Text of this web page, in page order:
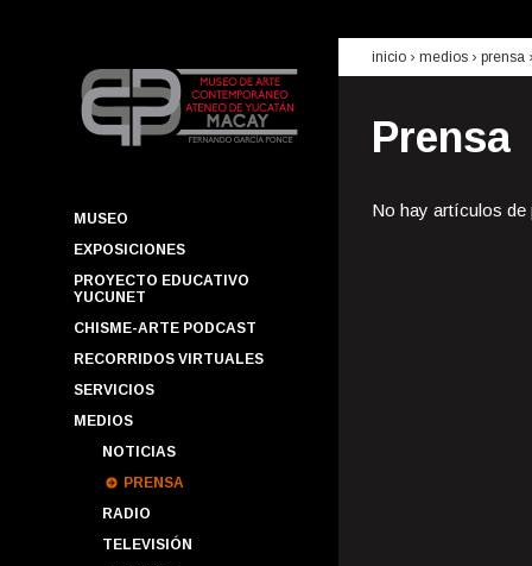
MUSEO
EXPOSICIONES
PROYECTO EDUCATIVO
YUCUNET
CHISME-ARTE PODCAST
RECORRIDOS VIRTUALES
SERVICIOS
MEDIOS
NOTICIAS
PRENSA
RADIO
TELEVISIÓN
inicio › medios › prensa
Prensa
No hay artículos de